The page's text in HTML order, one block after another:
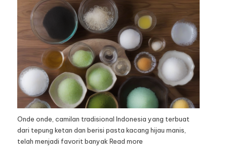
Onde onde, camilan tradisional Indonesia yang terbuat
dari tepung ketan dan berisi pasta kacang hijau manis,
telah menjadi favorit banyak Read more